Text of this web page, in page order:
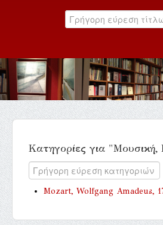
Κατάλογος
Εκδηλώσεις
Επικοινωνία
Κατηγορίες για "Μουσική,
Mozart, Wolfgang Amadeus,